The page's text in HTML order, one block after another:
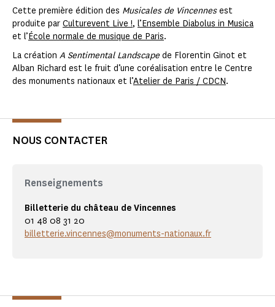
Cette première édition des Musicales de Vincennesest
produite par Culturevent Live !, l’Ensemble Diabolus in Musica
et l’École normale de musique de Paris.
La création A Sentimental Landscape de Florentin Ginot et
Alban Richard est le fruit d’une coréalisation entre le Centre
des monuments nationaux et l’Atelier de Paris / CDCN.
NOUS CONTACTER
Renseignements
Billetterie du château de Vincennes
01 48 08 31 20
billetterie.vincennes@monuments-nationaux.fr